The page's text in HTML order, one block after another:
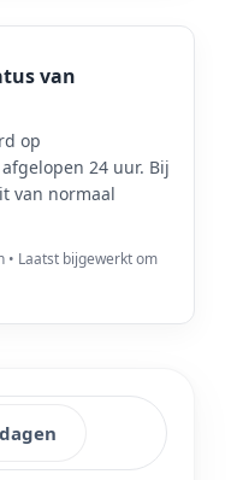
van
op
24 uur. Bij
van normaal
• Laatst bijgewerkt om